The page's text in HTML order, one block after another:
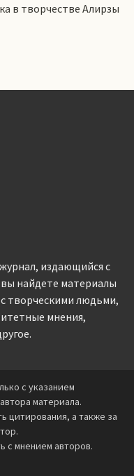
в творчестве Алирзы
издающийся с
вы найдете материалы
творческими людьми,
мнения,
с указанием
материала.
цитирования, а также за
с мнением авторов.